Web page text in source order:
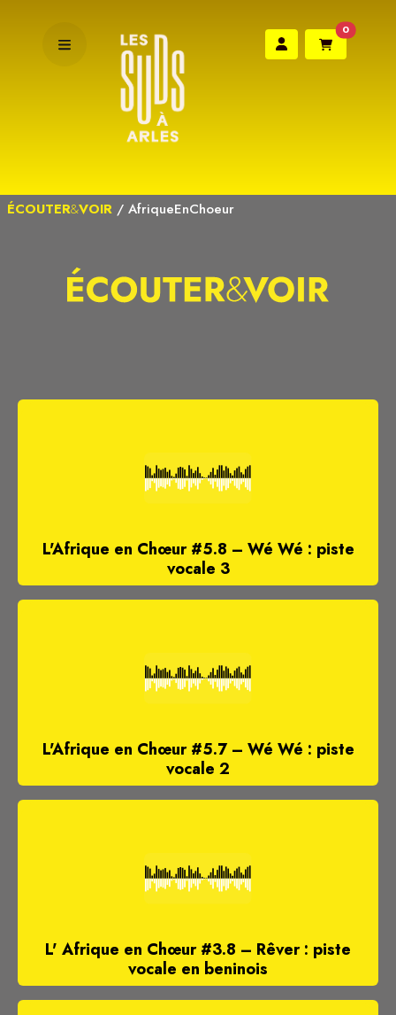
0
ÉCOUTER&VOIR / AfriqueEnChoeur
L'Afrique en Chœur #5.8 – Wé Wé : piste
vocale 3
L'Afrique en Chœur #5.7 – Wé Wé : piste
vocale 2
L' Afrique en Chœur #3.8 – Rêver : piste
vocale en beninois